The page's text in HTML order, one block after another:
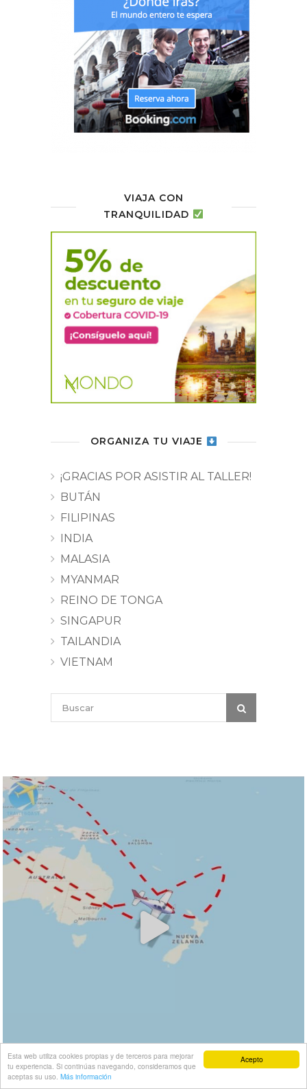
Acepto
Esta web utiliza cookies propias y de terceros para mejorar
tu experiencia. Si continúas navegando, consideramos que
aceptas su uso. Más información
VIAJA CON
TRANQUILIDAD
ORGANIZA TU VIAJE
¡GRACIAS POR ASISTIR AL TALLER!
BUTÁN
FILIPINAS
INDIA
MALASIA
MYANMAR
REINO DE TONGA
SINGAPUR
TAILANDIA
VIETNAM